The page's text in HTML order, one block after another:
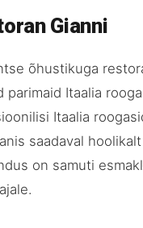
Gianni
õhustikuga
parimaid Itaalia
Itaalia
saadaval
on samuti